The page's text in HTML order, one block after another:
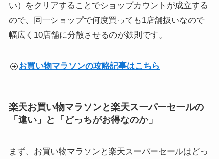
い）をクリアすることでショップカウントが成立する
ので、同一ショップで何度買っても1店舗扱いなので
幅広く10店舗に分散させるのが鉄則です。
お買い物マラソンの攻略記事はこちら
楽天お買い物マラソンと楽天スーパーセールの
「違い」と「どっちがお得なのか」
まず、お買い物マラソンと楽天スーパーセールはどっ